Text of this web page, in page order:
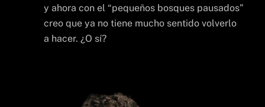
y ahora con el “pequeños bosques pausados”
creo que ya no tiene mucho sentido volverlo
a hacer. ¿O sí?